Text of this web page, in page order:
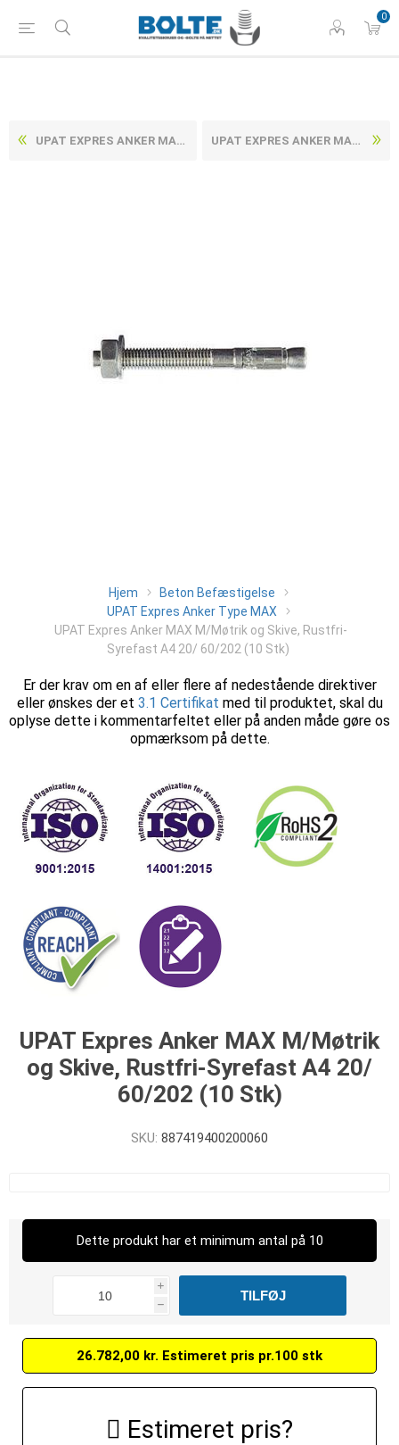
0
UPAT EXPRES ANKER MAX M/MØTRIK OG SKIVE, RUSTFRI-SYREFAST A4 20/ 30/172 (10 STK) UPAT EXPRES ANKER MAX M/MØTRIK OG SKIVE, RUSTFRI-SYREFAST A4 8/ 10/ 75 (50 STK)
Hjem
Beton Befæstigelse
UPAT Expres Anker Type MAX
UPAT Expres Anker MAX M/Møtrik og Skive, Rustfri-
Syrefast A4 20/ 60/202 (10 Stk)
Er der krav om en af eller flere af nedestående direktiver
eller ønskes der et 3.1 Certifikat med til produktet, skal du
oplyse dette i kommentarfeltet eller på anden måde gøre os
opmærksom på dette.
UPAT Expres Anker MAX M/Møtrik
og Skive, Rustfri-Syrefast A4 20/
60/202 (10 Stk)
SKU: 887419400200060
Dette produkt har et minimum antal på 10
i
h
26.782,00 kr. Estimeret pris pr.100 stk
Estimeret pris?